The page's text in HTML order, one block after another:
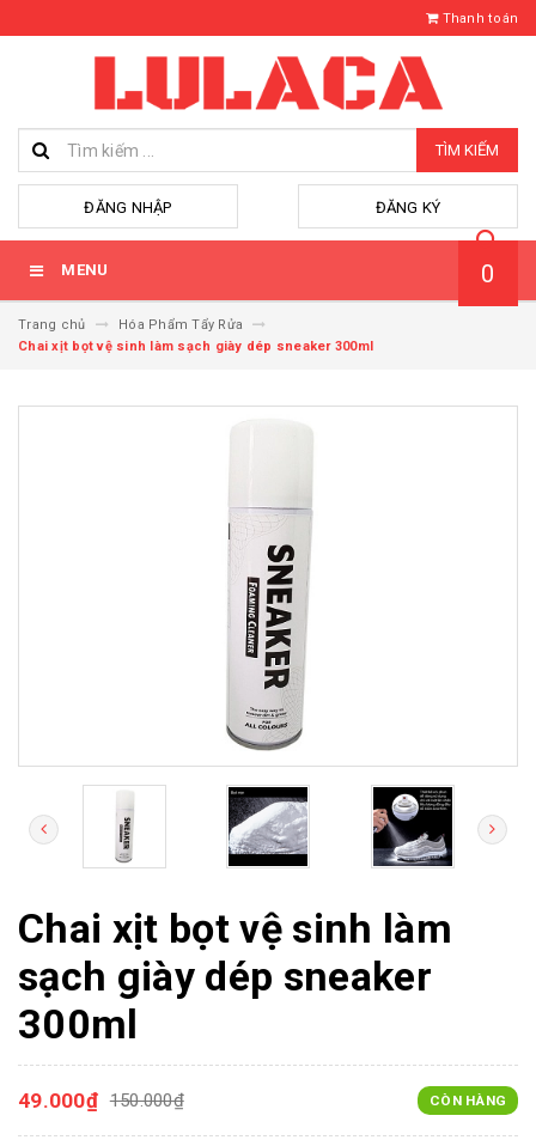
Thanh toán
TÌM KIẾM
ĐĂNG NHẬP ĐĂNG KÝ
MENU 0
Trang chủ
Hóa Phẩm Tẩy Rửa
Chai xịt bọt vệ sinh làm sạch giày dép sneaker 300ml
Chai xịt bọt vệ sinh làm
sạch giày dép sneaker
300ml
49.000₫ 150.000₫ CÒN HÀNG